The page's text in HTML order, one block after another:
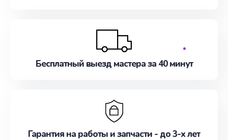
Бесплатный выезд мастера за 40 минут
Гарантия на работы и запчасти - до 3-х лет